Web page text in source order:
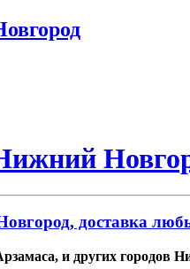
доставка
и других городов